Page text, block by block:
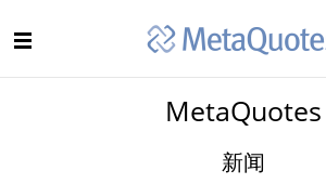
MetaQuotes
新闻